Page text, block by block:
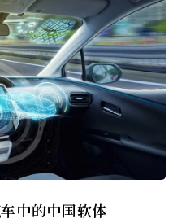
中的中国软体